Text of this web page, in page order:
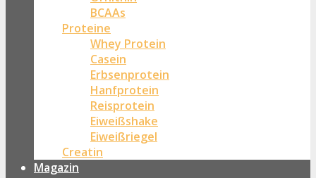
BCAAs
Proteine
Whey Protein
Casein
Erbsenprotein
Hanfprotein
Reisprotein
Eiweißshake
Eiweißriegel
Creatin
Magazin